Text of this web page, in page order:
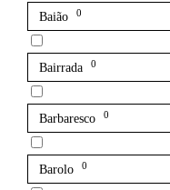
Baião 0
Bairrada 0
Barbaresco 0
Barolo 0